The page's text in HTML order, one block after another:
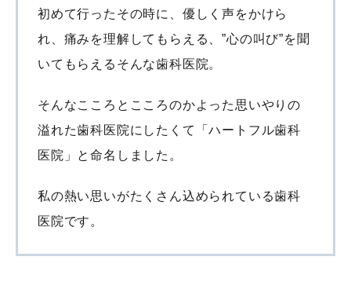
初めて行ったその時に、優しく声をかけら
れ、痛みを理解してもらえる、”心の叫び”を聞
いてもらえるそんな歯科医院。
そんなこころとこころのかよった思いやりの
溢れた歯科医院にしたくて「ハートフル歯科
医院」と命名しました。
私の熱い思いがたくさん込められている歯科
医院です。